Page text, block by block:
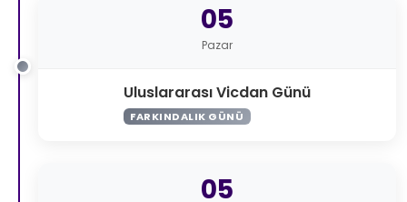
05
Pazar
Uluslararası Vicdan Günü
FARKINDALIK GÜNÜ
05